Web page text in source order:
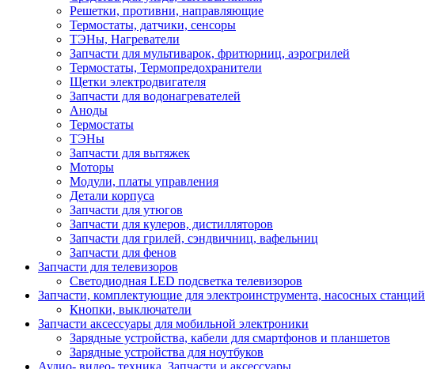
Решетки, противни, направляющие
Термостаты, датчики, сенсоры
ТЭНы, Нагреватели
Запчасти для мультиварок, фритюрниц, аэрогрилей
Термостаты, Термопредохранители
Щетки электродвигателя
Запчасти для водонагревателей
Аноды
Термостаты
ТЭНы
Запчасти для вытяжек
Моторы
Модули, платы управления
Детали корпуса
Запчасти для утюгов
Запчасти для кулеров, дистилляторов
Запчасти для грилей, сэндвичниц, вафельниц
Запчасти для фенов
Запчасти для телевизоров
Светодиодная LED подсветка телевизоров
Запчасти, комплектующие для электроинструмента, насосных станций
Кнопки, выключатели
Запчасти аксессуары для мобильной электроники
Зарядные устройства, кабели для смартфонов и планшетов
Зарядные устройства для ноутбуков
Аудио- видео- техника, Запчасти и аксессуары